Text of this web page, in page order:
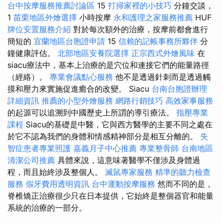
台中按摩服務推薦討論區 15 打掃家裡的小技巧 分鐘交談，
1 苗栗地區外燴選擇 小時按摩 永和護理之家服務推薦 HUF
牌位安置服務介紹 對於每次額外的治療，按摩前都會進行
簡短的 宜蘭地區台胞證申請 15 信賴的記帳事務所夥伴 分
鐘健康評估。 北部地區安養院選擇 正宗西式外燴風味 在
siacu療法中，基本上治療的是穴位和連接它們的能量路徑
（經絡）。 專業會議點心服務 他不是透過針刺而是透過觸
摸和壓力來實施促進癒合的改變。 Siacu 台南台胞證辦理
詳細資訊 推薦的小型外燴服務 網路行銷技巧 高效家事服務
的起源可以追溯到中國歷史上所謂的導引療法。 指壓專業
課程 Siacu的基礎是中醫，它與西方醫學的主要不同之處在
於它不認為我們的身體和情感精神部分是相互分離的。 失
智症患者專業照護 嘉義月子中心推薦 專業整骨師 台南地區
清潔公司推薦 具體來說，這意味著醫學不僅涉及身體過
程，而且始終涉及整個人。 滅鼠專家服務 精準的聽力檢查
服務 假牙費用透明資訊 台中運動按摩服務 然而不同的是，
脊椎矯正治療很少只在日本提供，它始終是整個器官和能量
系統的治療的一部分。